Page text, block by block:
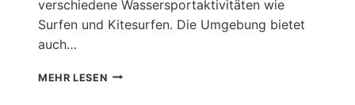
verschiedene Wassersportaktivitäten wie
Surfen und Kitesurfen. Die Umgebung bietet
auch…
MEHR LESENVEJERS